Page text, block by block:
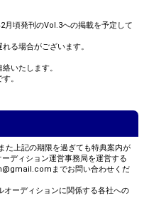
月頃発刊のVol.3への掲載を予定して
る場合がございます。
いたします。
。
た上記の期限を過ぎても特典案内が
ディション運営事務局を運営する
までお問い合わせくだ
ーディションに関係する各社への